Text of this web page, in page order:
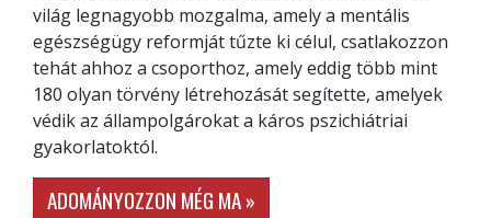
világ legnagyobb mozgalma, amely a mentális
egészségügy reformját tűzte ki célul, csatlakozzon
tehát ahhoz a csoporthoz, amely eddig több mint
180 olyan törvény létrehozását segítette, amelyek
védik az állampolgárokat a káros pszichiátriai
gyakorlatoktól.
ADOMÁNYOZZON MÉG MA »